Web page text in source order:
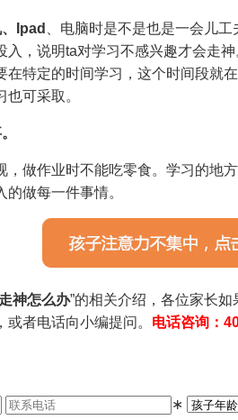
Ipad
、电脑时是不是也是一会儿
入，说明ta对学习不感兴趣才会走
在特定的时间学习，这个时间段就
可采取。
做作业时不能吃零食。学习的地
做每一件事情。
神怎么办”的相关介绍，各位家长
者电话向小编提问。 电话咨询：
∗